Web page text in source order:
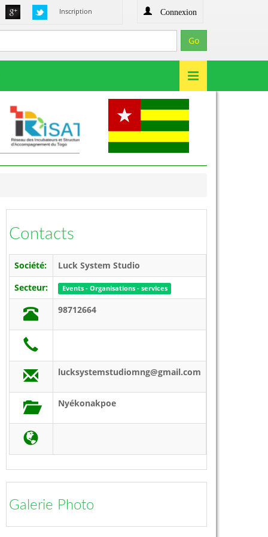
Inscription Connexion
Contacts
Société:
Luck System Studio
Secteur:
Events - Organisations - services
98712664
lucksystemstudiomng@gmail.com
Nyékonakpoe
Galerie Photo